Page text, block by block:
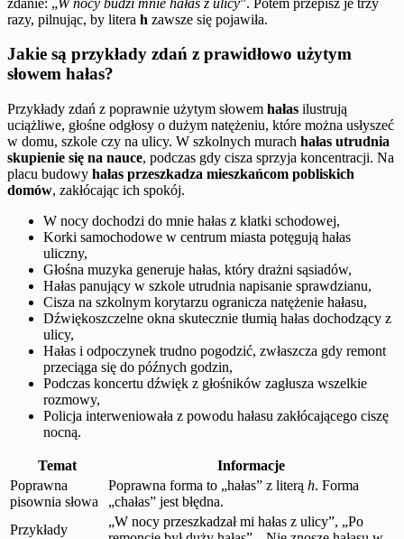
razy, pilnując, by litera h zawsze się pojawiła.
Jakie są przykłady zdań z prawidłowo użytym
słowem hałas?
Przykłady zdań z poprawnie użytym słowem hałas ilustrują
uciążliwe, głośne odgłosy o dużym natężeniu, które można usłyszeć
w domu, szkole czy na ulicy. W szkolnych murach hałas utrudnia
skupienie się na nauce, podczas gdy cisza sprzyja koncentracji. Na
placu budowy hałas przeszkadza mieszkańcom pobliskich
domów, zakłócając ich spokój.
W nocy dochodzi do mnie hałas z klatki schodowej,
Korki samochodowe w centrum miasta potęgują hałas
uliczny,
Głośna muzyka generuje hałas, który drażni sąsiadów,
Hałas panujący w szkole utrudnia napisanie sprawdzianu,
Cisza na szkolnym korytarzu ogranicza natężenie hałasu,
Dźwiękoszczelne okna skutecznie tłumią hałas dochodzący z
ulicy,
Hałas i odpoczynek trudno pogodzić, zwłaszcza gdy remont
przeciąga się do późnych godzin,
Podczas koncertu dźwięk z głośników zagłusza wszelkie
rozmowy,
Policja interweniowała z powodu hałasu zakłócającego ciszę
nocną.
Temat
Informacje
Poprawna
pisownia słowa
Poprawna forma to „hałas” z literą h. Forma
„chałas” jest błędna.
Przykłady
„W nocy przeszkadzał mi hałas z ulicy”, „Po